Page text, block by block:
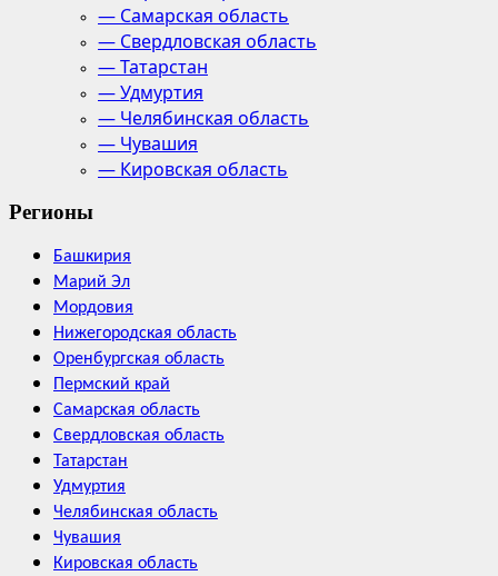
— Самарская область
— Свердловская область
— Татарстан
— Удмуртия
— Челябинская область
— Чувашия
— Кировская область
Регионы
Башкирия
Марий Эл
Мордовия
Нижегородская область
Оренбургская область
Пермский край
Самарская область
Свердловская область
Татарстан
Удмуртия
Челябинская область
Чувашия
Кировская область